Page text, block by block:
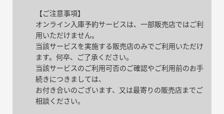
【ご注意事項】
オンライン入庫予約サービスは、一部販売店ではご利
用いただけません。
当該サービスを実施する販売店のみでご利用いただけ
ます。何卒、ご了承ください。
当該サービスのご利用可否のご確認やご利用前のお手
続きにつきましては、
お付き合いのございます、又は最寄りの販売店までご
相談ください。